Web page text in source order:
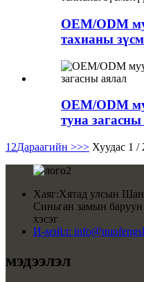
OEM/ODM
тахианы
OEM/ODM
туна
1 2Дараагийн >>> Хуудас 1 /
Хаяг:Хятад улсын
Синьган замын
хэсэг
И-мэйл:
мэдээлэл